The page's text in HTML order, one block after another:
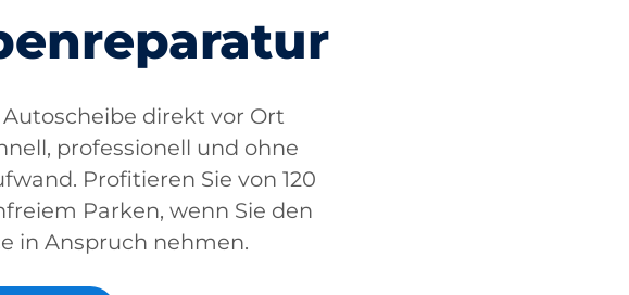
Autoscheibe direkt vor Ort
professionell und ohne
Profitieren Sie von 120
Parken, wenn Sie den
in Anspruch nehmen.